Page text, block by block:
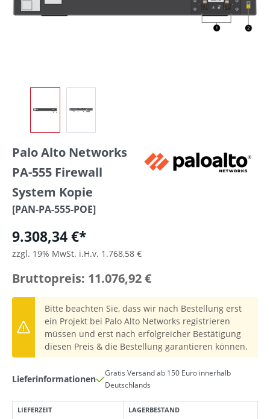
Palo Alto Networks
PA-555 Firewall
System Kopie
[PAN-PA-555-POE]
9.308,34 €*
zzgl. 19% MwSt. i.H.v. 1.768,58 €
Bruttopreis: 11.076,92 €
Bitte beachten Sie, dass wir nach Bestellung erst
ein Projekt bei Palo Alto Networks registrieren
müssen und erst nach erfolgreicher Bestätigung
diesen Preis & die Bestellung garantieren können.
Lieferinformationen
Gratis Versand ab 150 Euro innerhalb
Deutschlands
LIEFERZEIT LAGERBESTAND